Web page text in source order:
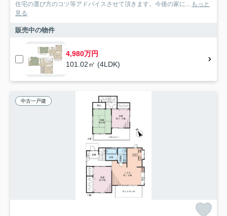
住宅の選び方のコツ等アドバイスさせて頂きます。今後の家に... もっと
見る
販売中の物件
4,980万円
101.02㎡ (4LDK)
中古一戸建